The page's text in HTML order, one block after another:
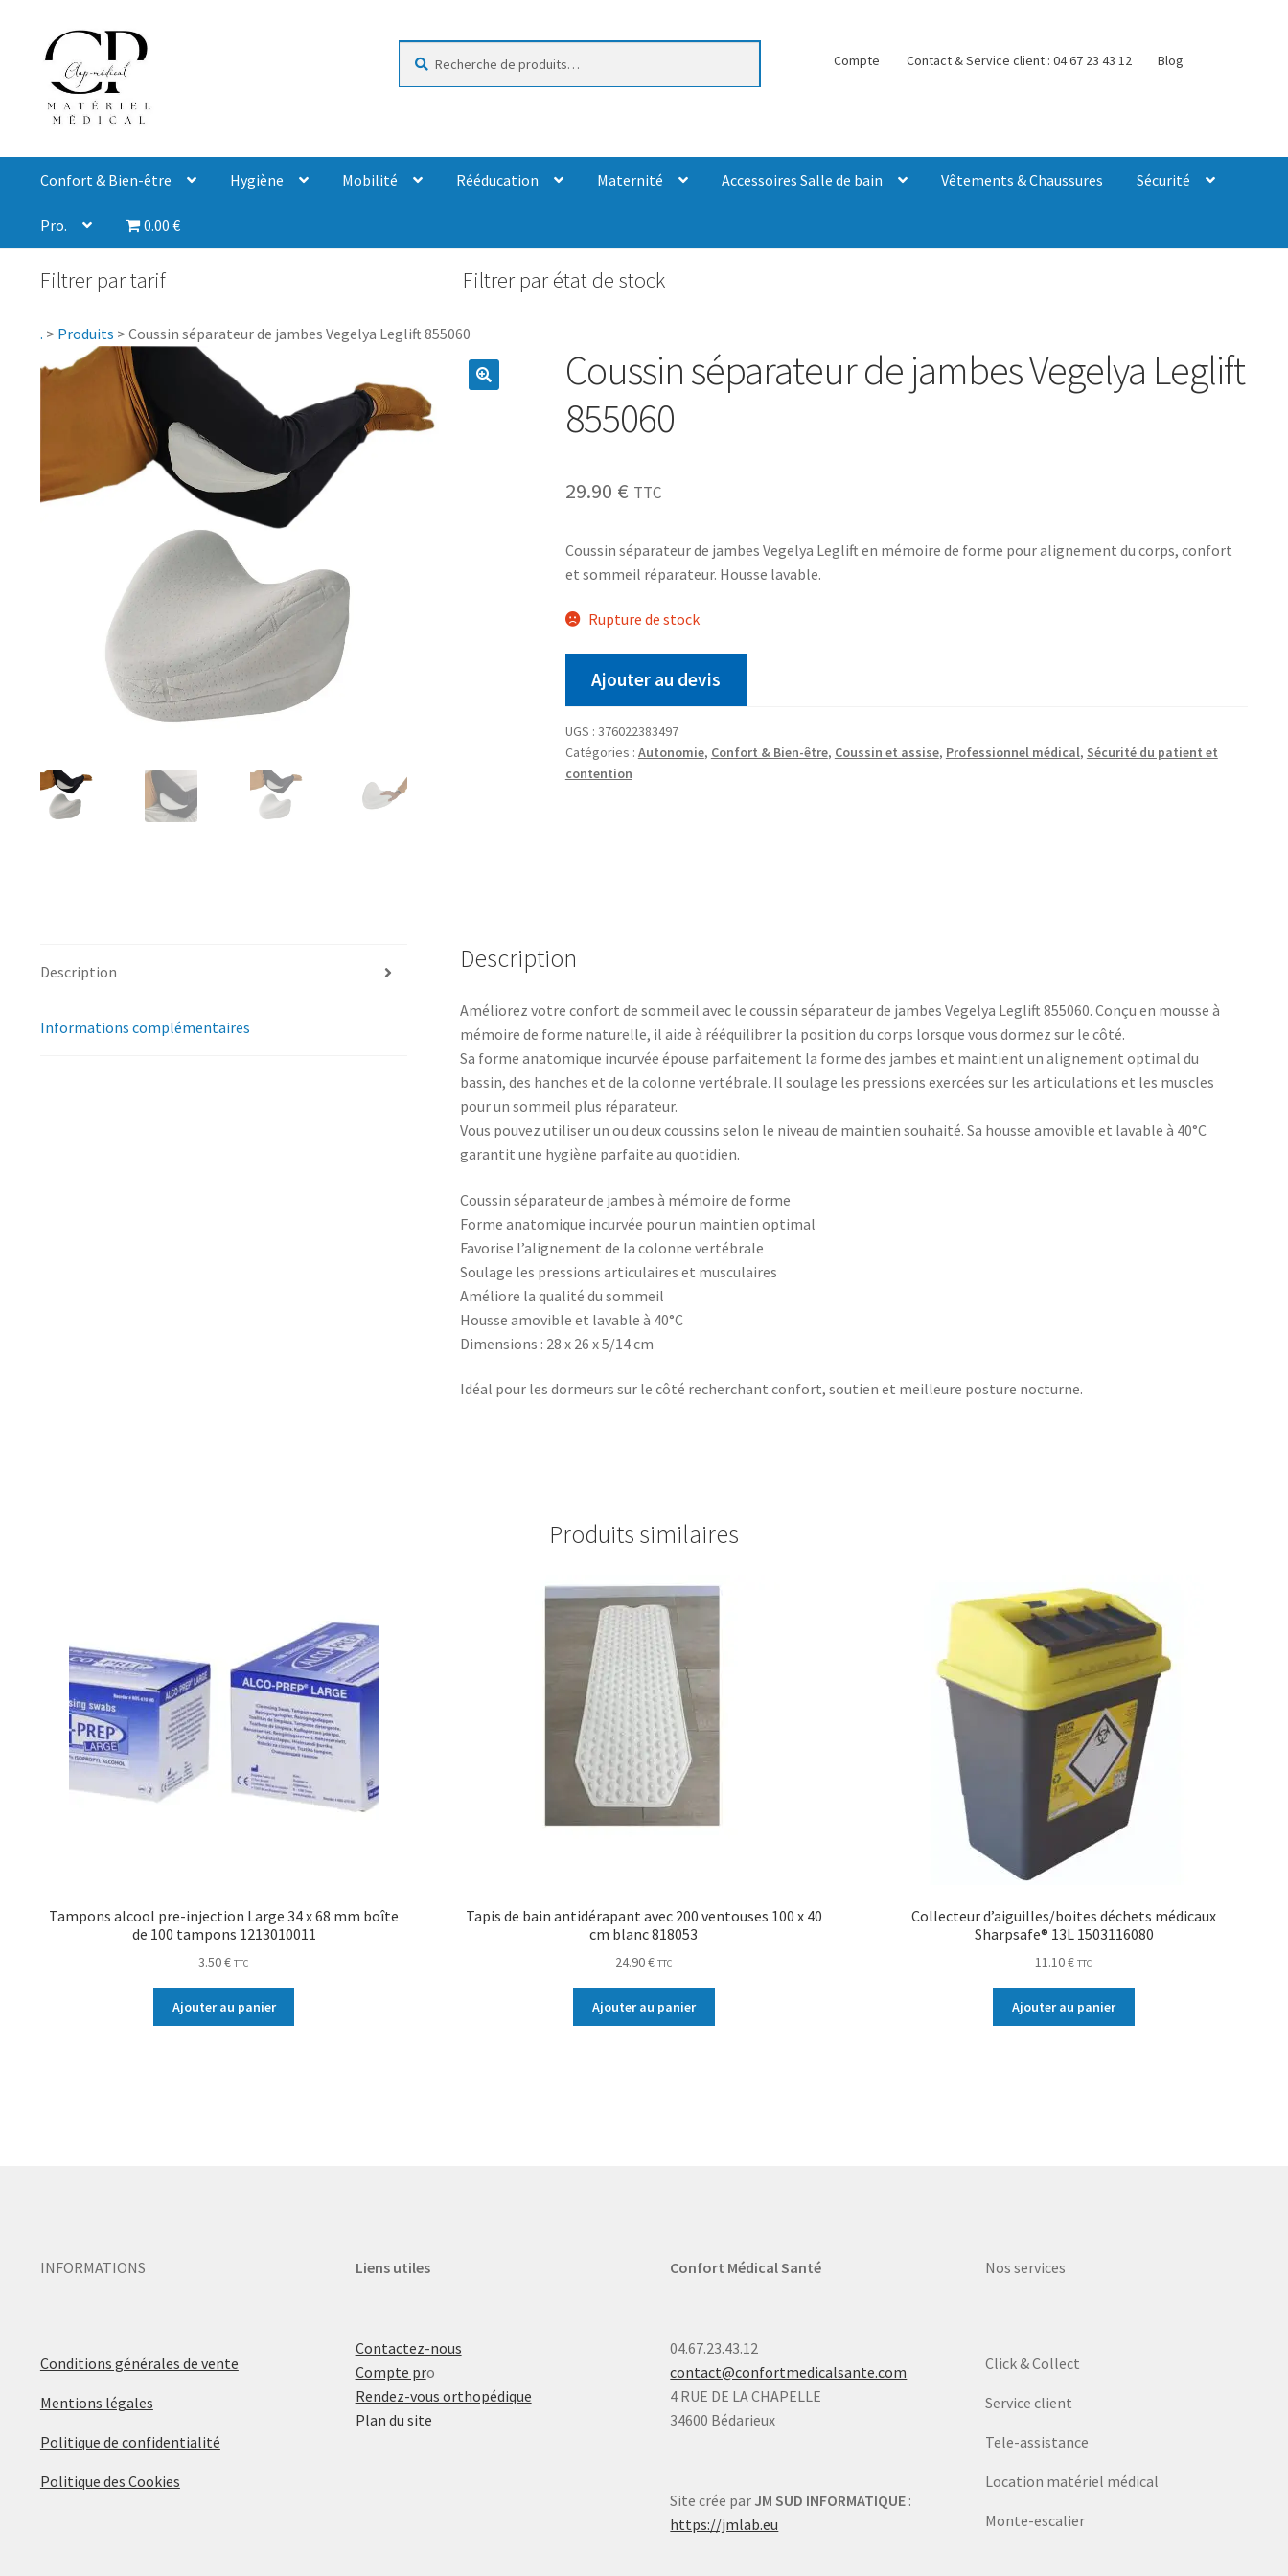
Compte Contact & Service client : 04 67 23 43 12 Blog
Confort & Bien-être Hygiène Mobilité Rééducation Maternité Accessoires Salle de bain Vêtements & Chaussures Sécurité
Pro. 0.00 €
Filtrer par tarif Filtrer par état de stock
. > Produits > Coussin séparateur de jambes Vegelya Leglift 855060
Coussin séparateur de jambes Vegelya Leglift
855060
29.90 € TTC
Coussin séparateur de jambes Vegelya Leglift en mémoire de forme pour alignement du corps, confort
et sommeil réparateur. Housse lavable.
Rupture de stock
Ajouter au devis
UGS : 376022383497
Catégories : Autonomie, Confort & Bien-être, Coussin et assise, Professionnel médical, Sécurité du patient et
contention
Description
Informations complémentaires
Description
Améliorez votre confort de sommeil avec le coussin séparateur de jambes Vegelya Leglift 855060. Conçu en mousse à
mémoire de forme naturelle, il aide à rééquilibrer la position du corps lorsque vous dormez sur le côté.
Sa forme anatomique incurvée épouse parfaitement la forme des jambes et maintient un alignement optimal du
bassin, des hanches et de la colonne vertébrale. Il soulage les pressions exercées sur les articulations et les muscles
pour un sommeil plus réparateur.
Vous pouvez utiliser un ou deux coussins selon le niveau de maintien souhaité. Sa housse amovible et lavable à 40°C
garantit une hygiène parfaite au quotidien.
Coussin séparateur de jambes à mémoire de forme
Forme anatomique incurvée pour un maintien optimal
Favorise l’alignement de la colonne vertébrale
Soulage les pressions articulaires et musculaires
Améliore la qualité du sommeil
Housse amovible et lavable à 40°C
Dimensions : 28 x 26 x 5/14 cm
Idéal pour les dormeurs sur le côté recherchant confort, soutien et meilleure posture nocturne.
Produits similaires
Tampons alcool pre-injection Large 34 x 68 mm boîte
de 100 tampons 1213010011
3.50€ TTC
Ajouter au panier
Tapis de bain antidérapant avec 200 ventouses 100 x 40
cm blanc 818053
24.90€ TTC
Ajouter au panier
Collecteur d’aiguilles/boites déchets médicaux
Sharpsafe® 13L 1503116080
11.10€ TTC
Ajouter au panier
INFORMATIONS
Conditions générales de vente
Mentions légales
Politique de confidentialité
Politique des Cookies
Liens utiles
Contactez-nous
Compte pro
Rendez-vous orthopédique
Plan du site
Confort Médical Santé
04.67.23.43.12
contact@confortmedicalsante.com
4 RUE DE LA CHAPELLE
34600 Bédarieux
Site crée par JM SUD INFORMATIQUE :
https://jmlab.eu
Nos services
Click & Collect
Service client
Tele-assistance
Location matériel médical
Monte-escalier